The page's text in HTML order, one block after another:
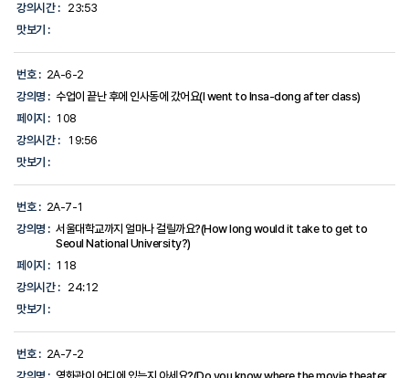
강의시간 :
23:53
맛보기 :
번호 : 2A-6-2
강의명 : 수업이 끝난 후에 인사동에 갔어요(I went to Insa-dong after class)
페이지 : 108
강의시간 :
19:56
맛보기 :
번호 : 2A-7-1
강의명 : 서울대학교까지 얼마나 걸릴까요?(How long would it take to get to
Seoul National University?)
페이지 : 118
강의시간 :
24:12
맛보기 :
번호 : 2A-7-2